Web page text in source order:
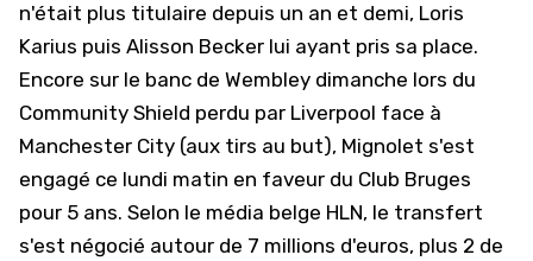
n'était plus titulaire depuis un an et demi, Loris
Karius puis Alisson Becker lui ayant pris sa place.
Encore sur le banc de Wembley dimanche lors du
Community Shield perdu par Liverpool face à
Manchester City (aux tirs au but), Mignolet s'est
engagé ce lundi matin en faveur du Club Bruges
pour 5 ans. Selon le média belge HLN, le transfert
s'est négocié autour de 7 millions d'euros, plus 2 de